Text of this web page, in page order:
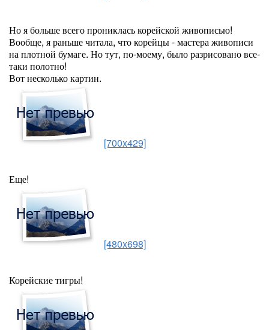
Но я больше всего прониклась корейской живописью!
Вообще, я раньше читала, что корейцы - мастера живописи
на плотной бумаге. Но тут, по-моему, было разрисовано все-
таки полотно!
Вот несколько картин.
[700x429]
Еще!
[480x698]
Корейские тигры!